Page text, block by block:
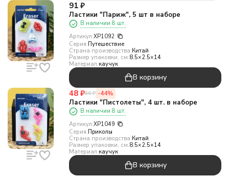
91 ₽
Ластики "Париж", 5 шт в наборе
В наличии 8 шт.
Артикул:XP1092
Серия:Путешествие
Страна производства:Китай
Размер упаковки, см:8.5×2.5×14
Материал:каучук
В корзину
48 ₽86 ₽ -44%
Ластики "Пистолеты", 4 шт. в наборе
В наличии 8 шт.
Артикул:XP1049
Серия:Приколы
Страна производства:Китай
Размер упаковки, см:8.5×2.5×14
Материал:каучук
В корзину